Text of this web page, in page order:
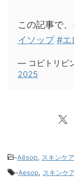
この記事で
イソップ #エ
— コビトリビ
2025
-Aēsop, スキンケア
-Aesop, スキンケ